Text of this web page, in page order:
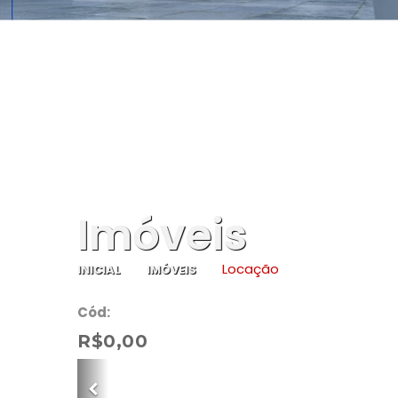
Imóveis
INICIAL IMÓVEIS Locação
Cód:
R$0,00